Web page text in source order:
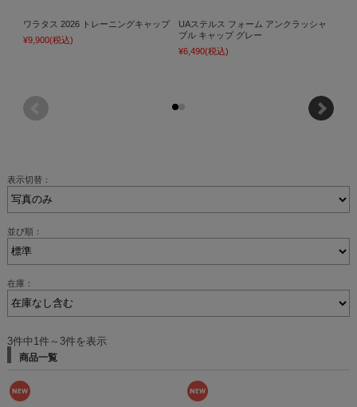
ワラタス 2026 トレーニングキャップ
¥9,900(税込)
UAステルス フォーム アンクラッシャ
ブル キャップ グレー
¥6,490(税込)
表示切替：
並び順：
在庫：
3件中1件～3件を表示
商品一覧